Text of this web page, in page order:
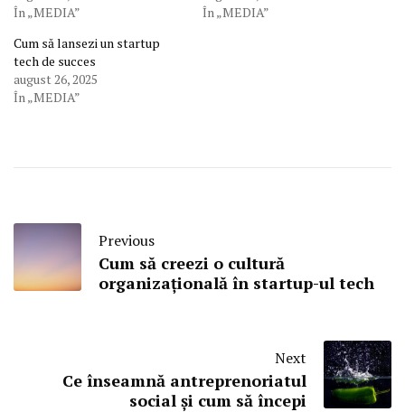
În „MEDIA”
În „MEDIA”
Cum să lansezi un startup
tech de succes
august 26, 2025
În „MEDIA”
Previous
Cum să creezi o cultură
organizațională în startup-ul tech
Next
Ce înseamnă antreprenoriatul
social și cum să începi